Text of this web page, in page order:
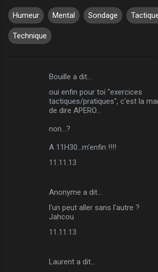
Humeur Mental Sondage
Technique
Bouille a dit…
oui enfin pour toi "exercices
tactiques/pratiques", c'est la
de dire APERO...
non...?
A 11H30...m'enfin !!!!
11.11.13
Anonyme a dit…
l'un peut aller sans l'autre ?
Jahcou
11.11.13
Laurent a dit…